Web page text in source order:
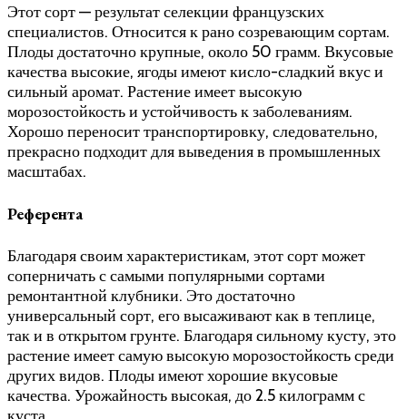
Этот сорт — результат селекции французских
специалистов. Относится к рано созревающим сортам.
Плоды достаточно крупные, около 50 грамм. Вкусовые
качества высокие, ягоды имеют кисло-сладкий вкус и
сильный аромат. Растение имеет высокую
морозостойкость и устойчивость к заболеваниям.
Хорошо переносит транспортировку, следовательно,
прекрасно подходит для выведения в промышленных
масштабах.
Референта
Благодаря своим характеристикам, этот сорт может
соперничать с самыми популярными сортами
ремонтантной клубники. Это достаточно
универсальный сорт, его высаживают как в теплице,
так и в открытом грунте. Благодаря сильному кусту, это
растение имеет самую высокую морозостойкость среди
других видов. Плоды имеют хорошие вкусовые
качества. Урожайность высокая, до 2.5 килограмм с